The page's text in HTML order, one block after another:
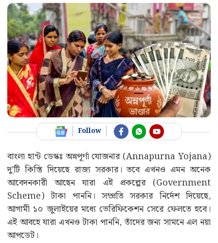
Follow
বাংলা হান্ট ডেস্কঃ অন্নপূর্ণা যোজনার (Annapurna Yojana)
দু’টি কিস্তি দিয়েছে রাজ্য সরকার। তবে এখনও এমন অনেক
আবেদনকারী আছেন যারা এই প্রকল্পের (Government
Scheme) টাকা পাননি। সম্প্রতি সরকার নির্দেশ দিয়েছে,
আগামী ১০ জুলাইয়ের মধ্যে ভেরিফিকেশন সেরে ফেলতে হবে।
এই আবহে যারা এখনও টাকা পাননি, তাঁদের জন্য সামনে এল নয়া
আপডেট।